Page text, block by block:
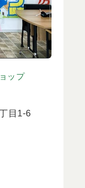
ップ
目1-6